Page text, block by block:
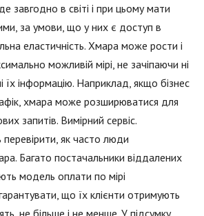
завгодно в світі і при цьому мати
за умови, що у них є доступ в
еластичність. Хмара може рости і
можливій мірі, не зачіпаючи ні
їх інформацію. Наприклад, якщо бізнес
хмара може розширюватися для
запитів. Вимірний сервіс.
як часто люди
Багато постачальники віддалених
модель оплати по мірі
що їх клієнти отримують
не більше і не менше. У підсумку